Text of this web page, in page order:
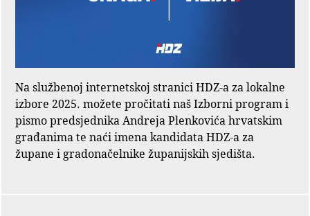
Na službenoj internetskoj stranici HDZ-a za lokalne
izbore 2025. možete pročitati naš Izborni program i
pismo predsjednika Andreja Plenkovića hrvatskim
građanima te naći imena kandidata HDZ-a za
župane i gradonačelnike županijskih sjedišta.